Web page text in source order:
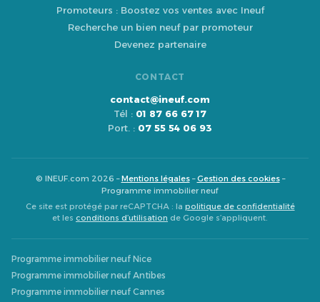
Promoteurs : Boostez vos ventes avec Ineuf
Recherche un bien neuf par promoteur
Devenez partenaire
CONTACT
contact@ineuf.com
Tél : 01 87 66 67 17
Port. : 07 55 54 06 93
© INEUF.com 2026 –Mentions légales–Gestion des cookies–
Programme immobilier neuf
Ce site est protégé par reCAPTCHA : la politique de confidentialité
et les conditions d’utilisation de Google s’appliquent.
Programme immobilier neuf Nice
Programme immobilier neuf Antibes
Programme immobilier neuf Cannes